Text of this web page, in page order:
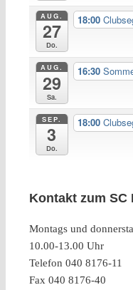
AUG.
27
Do.
18:00
AUG.
29
Sa.
16:30
SEP.
3
Do.
18:00
Kontakt zum SC
Montags und
10.00-13.00 Uhr
Telefon 040 8176-11
Fax 040 8176-40